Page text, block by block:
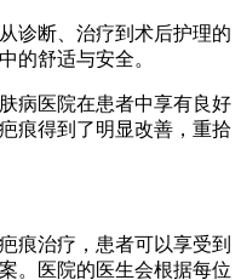
断、治疗到术后护理的
的舒适与安全。
医院在患者中享有良好
痕得到了明显改善，重拾
治疗，患者可以享受到
。医院的医生会根据每位